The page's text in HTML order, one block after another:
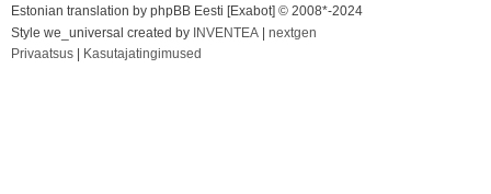
Estonian translation by phpBB Eesti [Exabot] © 2008*-2024
Style we_universal created by INVENTEA
nextgen
Privaatsus
Kasutajatingimused